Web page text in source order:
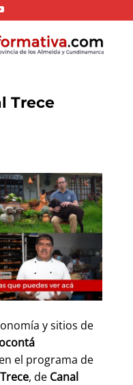
Trece
y sitios de
el programa de
, de Canal